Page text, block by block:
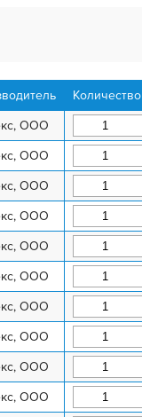
Количество
ООО
ООО
ООО
ООО
ООО
ООО
ООО
ООО
ООО
ООО